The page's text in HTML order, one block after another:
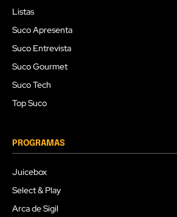
Listas
Suco Apresenta
Suco Entrevista
Suco Gourmet
Suco Tech
Top Suco
PROGRAMAS
Juicebox
Select & Play
Arca de Sigil